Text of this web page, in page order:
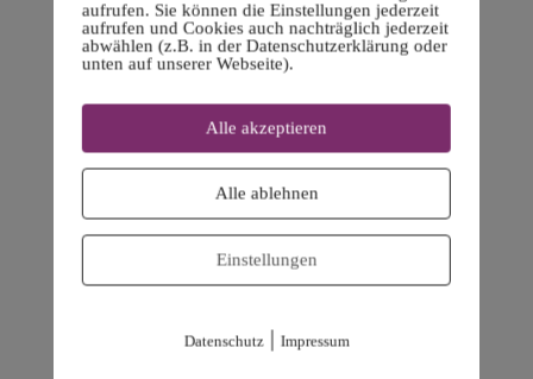
Rechtmäßigkeit der bis zum Widerruf
erfolgten Datenverarbeitung bleibt vom
Widerruf unberührt.
Widerspruchsrecht gegen
die Datenerhebung in
besonderen Fällen sowie
(Art. 21 DSGVO)
aufrufen. Sie können die Einstellungen jederzeit
aufrufen und Cookies auch nachträglich jederzeit
abwählen (z.B. in der Datenschutzerklärung oder
unten auf unserer Webseite).
Alle akzeptieren
Alle ablehnen
Einstellungen
Datenschutz| Impressum